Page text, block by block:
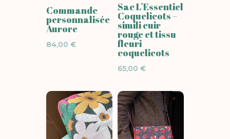
Commande
personnalisée
Aurore
84,00 €
Sac L’Essentiel
Coquelicots –
simili cuir
rouge et tissu
fleuri
coquelicots
65,00€